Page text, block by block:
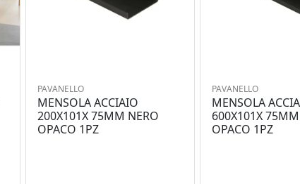
PAVANELLO
MENSOLA ACCIAIO
200X101X 75MM NERO
OPACO 1PZ
PAVANELLO
MENSOLA
600X101X
OPACO 1PZ